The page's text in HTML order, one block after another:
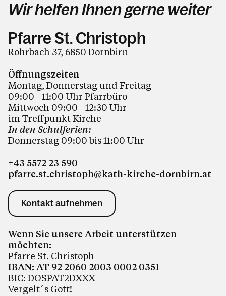
Wir helfen Ihnen gerne weiter
Pfarre St. Christoph
Rohrbach 37, 6850 Dornbirn
Öffnungszeiten
Montag, Donnerstag und Freitag
09:00 - 11:00 Uhr Pfarrbüro
Mittwoch 09:00 - 12:30 Uhr
im Treffpunkt Kirche
In den Schulferien:
Donnerstag 09:00 bis 11:00 Uhr
+43 5572 23 590
pfarre.st.christoph@kath-kirche-dornbirn.at
Kontakt aufnehmen
Wenn Sie unsere Arbeit unterstützen
möchten:
Pfarre St. Christoph
IBAN: AT 92 2060 2003 0002 0351
BIC: DOSPAT2DXXX
Vergelt´s Gott!